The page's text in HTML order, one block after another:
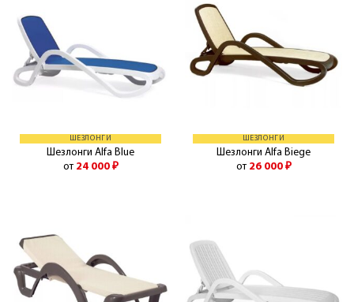
ШЕЗЛОНГИ
Шезлонги Alfa Blue
от 24 000 ₽
ШЕЗЛОНГИ
Шезлонги Alfa Biege
от 26 000 ₽